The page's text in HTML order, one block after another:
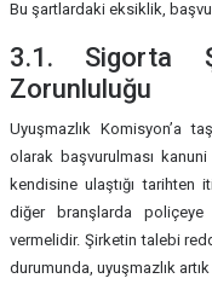
Bu şartlardaki eksiklik,
3.1. Sigorta
Zorunluluğu
Uyuşmazlık Komisyon’a
olarak başvurulması
kendisine ulaştığı tarihten
diğer branşlarda
vermelidir. Şirketin talebi
durumunda, uyuşmazlık